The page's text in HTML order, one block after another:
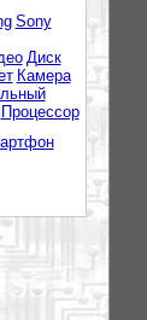
Sony
Диск
Камера
Процессор